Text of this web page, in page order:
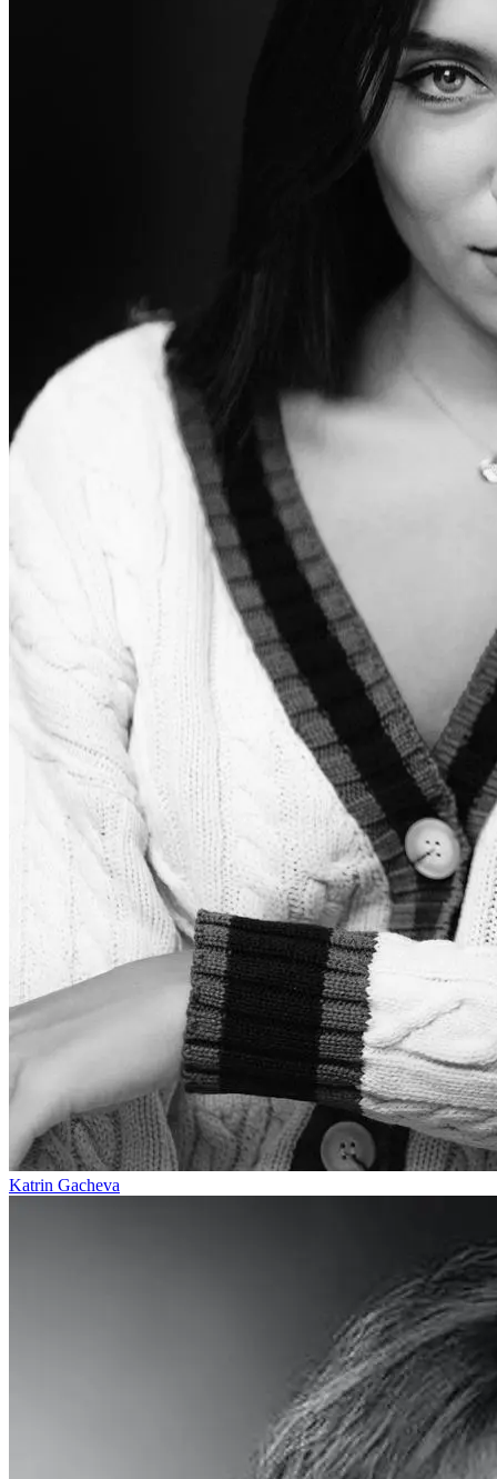
Katrin Gacheva